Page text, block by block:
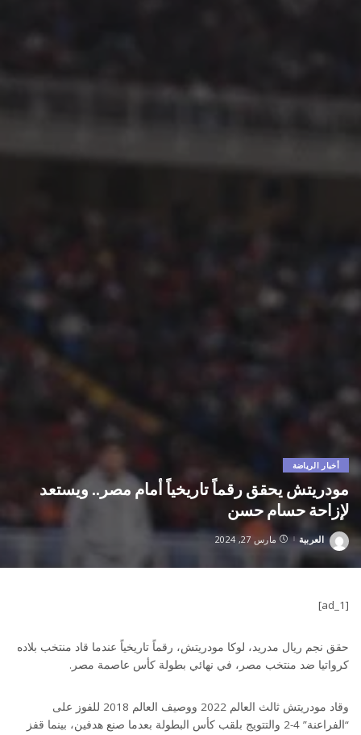
أخبار الرياضة
مودريتش يحقق رقماً تاريخياً أمام مصر.. ويستعد
لإزاحة حسام حسن
Posted
by
العربية مارس 27, 2024
[ad_1]
حقق نجم ريال مدريد، لوكا مودريتش، رقماً تاريخياً عندما قاد منتخب بلاده
كرواتيا ضد منتخب مصر، في نهائي بطولة كأس عاصمة مصر.
وقاد مودريتش ثالث العالم 2022 ووصيف العالم 2018 للفوز على
“الفراعنة” 4-2 والتتويج بلقب كأس البطولة بعدما صنع هدفين، بينما قفز